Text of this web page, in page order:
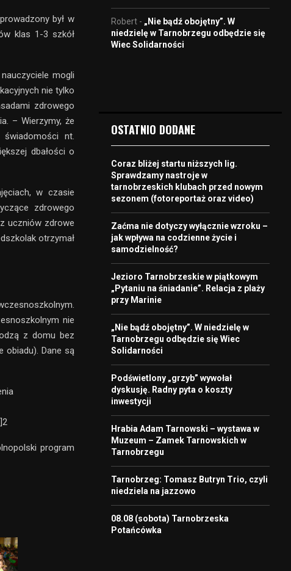
był w
klas 1-3 szkół
mogli
nie tylko
zdrowego
– Wierzymy, że
nt.
dbałości o
w czasie
zdrowego
uczniów zdrowe
otrzymał
nie
z domu bez
obiadu). Dane są
program
Robert - „Nie bądź obojętny”. W
niedzielę w Tarnobrzegu odbędzie się
Wiec Solidarności
OSTATNIO DODANE
Coraz bliżej startu niższych lig.
Sprawdzamy nastroje w
tarnobrzeskich klubach przed nowym
sezonem (fotoreportaż oraz video)
Zaćma nie dotyczy wyłącznie wzroku –
jak wpływa na codzienne życie i
samodzielność?
Jezioro Tarnobrzeskie w piątkowym
„Pytaniu na śniadanie”. Relacja z plaży
przy Marinie
„Nie bądź obojętny”. W niedzielę w
Tarnobrzegu odbędzie się Wiec
Solidarności
Podświetlony „grzyb” wywołał
dyskusję. Radny pyta o koszty
inwestycji
Hrabia Adam Tarnowski – wystawa w
Muzeum – Zamek Tarnowskich w
Tarnobrzegu
Tarnobrzeg: Tomasz Butryn Trio, czyli
niedziela na jazzowo
08.08 (sobota) Tarnobrzeska
Potańcówka